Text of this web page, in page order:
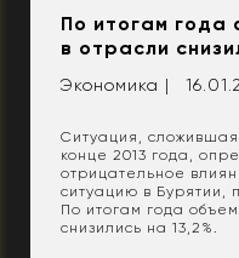
По итогам года
в отрасли
Экономика |
Ситуация,
конце 2013 года,
отрицательное
ситуацию в Бурятии,
По итогам года
снизились на 13,2%.